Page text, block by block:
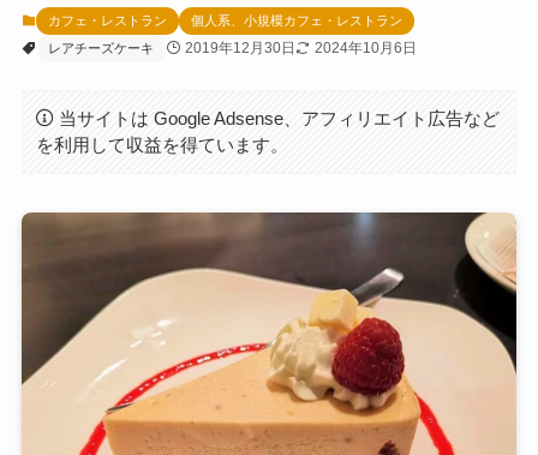
カフェ・レストラン
個人系、小規模カフェ・レストラン
レアチーズケーキ
2019年12月30日 2024年10月6日
当サイトは Google Adsense、アフィリエイト広告など
を利用して収益を得ています。